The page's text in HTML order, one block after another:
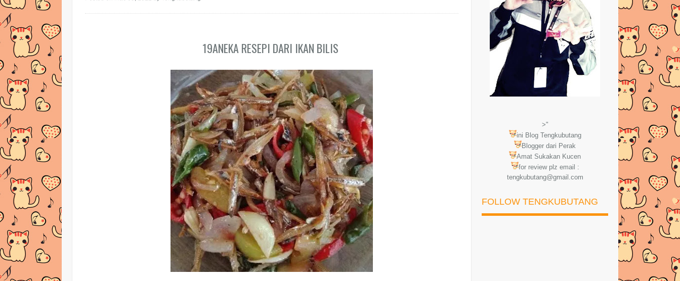
19ANEKA RESEPI DARI IKAN BILIS
>"
ini Blog Tengkubutang
Blogger dari Perak
Amat Sukakan Kucen
for review plz email :
tengkubutang@gmail.com
FOLLOW TENGKUBUTANG